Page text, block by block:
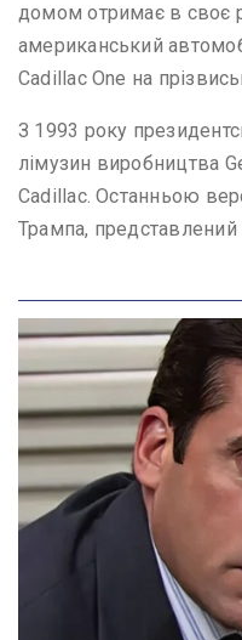
домом отримає в своє
американський
Cadillac One на
З 1993 року
лімузин виробництва
Cadillac. Останньою
Трампа, представлений